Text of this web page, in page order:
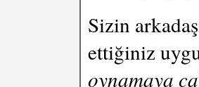
Sizin
ettiğiniz
oynamaya